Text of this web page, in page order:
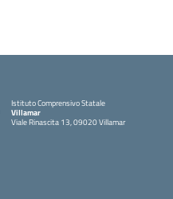
Istituto Comprensivo Statale
Villamar
Viale Rinascita 13, 09020 Villamar